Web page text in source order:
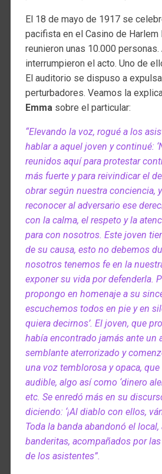
El 18 de mayo de 1917 se
pacifista en el Casino de Harlem
reunieron unas 10.000
interrumpieron el acto. Uno de
El auditorio se dispuso a
perturbadores. Veamos la
Emmasobre el particular:
“Elevando la voz, rogué a los
hablar a aquel joven y continué:
reunidos aquí para protestar
más fuerte y para reivindicar el
obrar según nuestra conciencia,
reconocer al adversario ese
con la calma, el respeto y la
para con nosotros. Este joven
de su causa, esto no debemos
nosotros tenemos fe en la
exponer su vida por defenderla.
propongo en homenaje a su
escuchemos todos en pie y en
quiera decirnos’. El joven, que
había encontrado jamás ante un
semblante aterrorizado y
una voz temblorosa y opaca, que
audible, algo así como ‘dinero
etc. Se enredó más en su
diciendo: ‘¡Al diablo con ellos,
Toda la banda abandonó el
banderitas, acompañados por
de los asistentes”.